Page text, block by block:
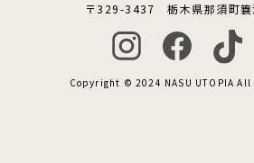
〒329-3437 栃木県那須町
Copyright © 2024 NASU UTOPIA